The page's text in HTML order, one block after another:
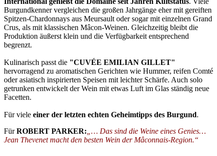
Burgundkenner vergleichen die großen Jahrgänge eher mit gereiften
Spitzen-Chardonnays aus Meursault oder sogar mit einzelnen Grand
Crus, als mit klassischen Mâcon-Weinen. Gleichzeitig bleibt die
Produktion äußerst klein und die Verfügbarkeit entsprechend
begrenzt.
Kulinarisch passt die "CUVÉE EMILIAN GILLET"
hervorragend zu aromatischen Gerichten wie Hummer, reifen Comté
oder asiatisch inspirierten Speisen mit leichter Schärfe. Auch solo
getrunken entwickelt der Wein mit etwas Luft im Glas ständig neue
Facetten.
Für viele einer der letzten echten Geheimtipps des Burgund.
FürROBERT PARKER: „… Das sind die Weine eines Genies…
Jean Thevenet macht den besten Wein der Mâconnais-Region.“